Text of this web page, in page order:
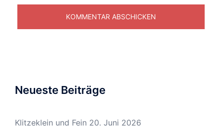
Neueste Beiträge
Klitzeklein und Fein 20. Juni 2026